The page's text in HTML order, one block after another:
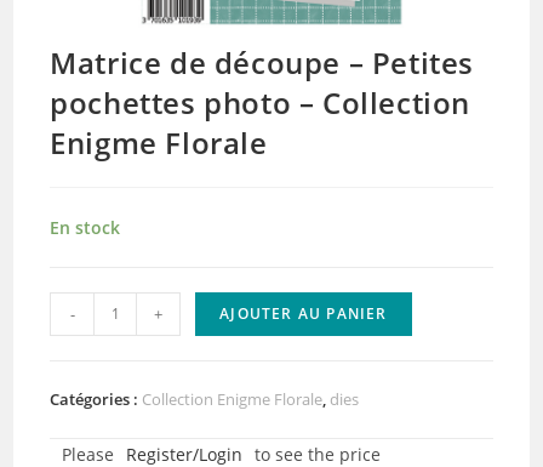
Matrice de découpe – Petites
pochettes photo – Collection
Enigme Florale
En stock
quantité
de
de
- + AJOUTER AU PANIER
Catégories : Collection Enigme Florale dies
Please Register/Login to see the price